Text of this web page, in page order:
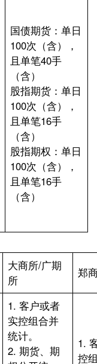
国债期货：单日
100次（含），
且单笔40手
（含）
股指期货：单日
100次（含），
且单笔16手
（含）
股指期权：单日
100次（含），
且单笔16手
（含）
大商所/广期
所
郑
1. 客户或者
实控组合并
统计。
2. 期货、期
1.
控